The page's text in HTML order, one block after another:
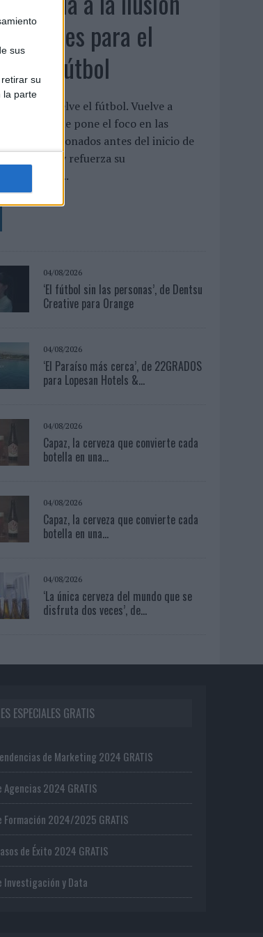
sus
su
la parte
para el
del fútbol
lanza ‘Vuelve el fútbol. Vuelve a
campaña que pone el foco en las
de los aficionados antes del inicio de
2026/27 y refuerza su
como...
04/08/2026
‘El fútbol sin las personas’, de Dentsu
Creative para Orange
04/08/2026
‘El Paraíso más cerca’, de 22GRADOS
para Lopesan Hotels &...
04/08/2026
Capaz, la cerveza que convierte cada
botella en una...
04/08/2026
Capaz, la cerveza que convierte cada
botella en una...
04/08/2026
‘La única cerveza del mundo que se
disfruta dos veces’, de...
ESPECIALES GRATIS
de Marketing 2024 GRATIS
Agencias 2024 GRATIS
Formación 2024/2025 GRATIS
de Éxito 2024 GRATIS
Investigación y Data